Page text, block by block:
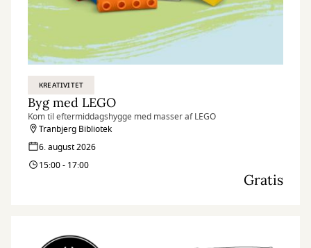
KREATIVITET
Byg med LEGO
Kom til eftermiddagshygge med masser af LEGO
Tranbjerg Bibliotek
6. august 2026
15:00 - 17:00
Gratis